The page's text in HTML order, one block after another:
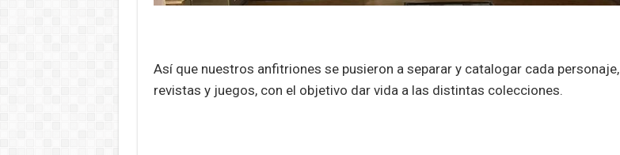
Así que nuestros anfitriones se pusieron a separar y catalogar cada personaje,
revistas y juegos, con el objetivo dar vida a las distintas colecciones.